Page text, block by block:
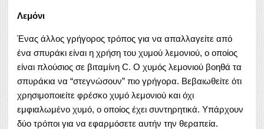
Λεμόνι
Ένας άλλος γρήγορος τρόπος για να απαλλαγείτε από
ένα σπυράκι είναι η χρήση του χυμού λεμονιού, ο οποίος
είναι πλούσιος σε βιταμίνη C. Ο χυμός λεμονιού βοηθά τα
σπυράκια να “στεγνώσουν” πιο γρήγορα. Βεβαιωθείτε ότι
χρησιμοποιείτε φρέσκο χυμό λεμονιού και όχι
εμφιαλωμένο χυμό, ο οποίος έχει συντηρητικά. Υπάρχουν
δύο τρόποι για να εφαρμόσετε αυτήν την θεραπεία.